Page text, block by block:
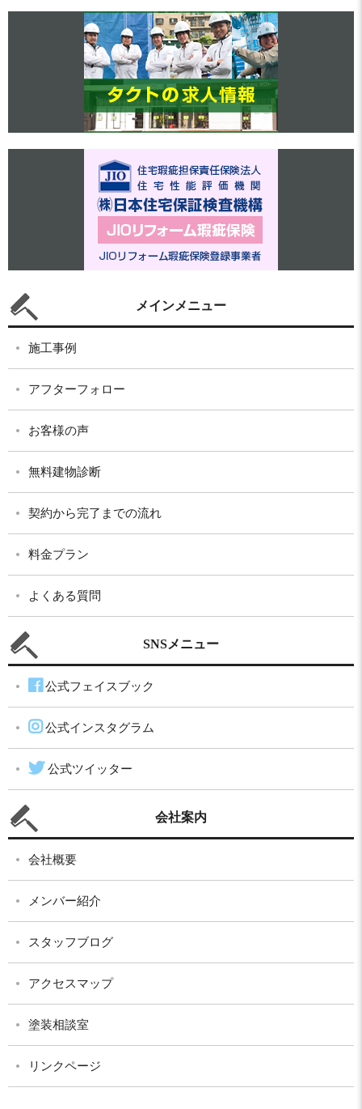
メインメニュー
施工事例
アフターフォロー
お客様の声
無料建物診断
契約から完了までの流れ
料金プラン
よくある質問
SNSメニュー
公式フェイスブック
公式インスタグラム
公式ツイッター
会社案内
会社概要
メンバー紹介
スタッフブログ
アクセスマップ
塗装相談室
リンクページ